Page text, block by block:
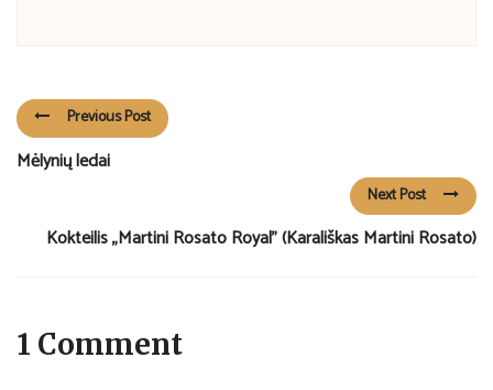
Previous Post
Mėlynių ledai
Next Post
Kokteilis „Martini Rosato Royal” (Karališkas Martini Rosato)
1 Comment